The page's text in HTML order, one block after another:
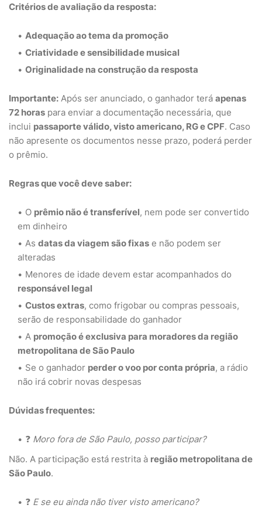
Critérios de avaliação da resposta:
Adequação ao tema da promoção
Criatividade e sensibilidade musical
Originalidade na construção da resposta
Importante: Após ser anunciado, o ganhador terá apenas
72 horas para enviar a documentação necessária, que
inclui passaporte válido, visto americano, RG e CPF. Caso
não apresente os documentos nesse prazo, poderá perder
o prêmio.
Regras que você deve saber:
O prêmio não é transferível, nem pode ser convertido
em dinheiro
As datas da viagem são fixas e não podem ser
alteradas
Menores de idade devem estar acompanhados do
responsável legal
Custos extras, como frigobar ou compras pessoais,
serão de responsabilidade do ganhador
A promoção é exclusiva para moradores da região
metropolitana de São Paulo
Se o ganhador perder o voo por conta própria, a rádio
não irá cobrir novas despesas
Dúvidas frequentes:
❓ Moro fora de São Paulo, posso participar?
Não. A participação está restrita à região metropolitana de
São Paulo.
❓ E se eu ainda não tiver visto americano?